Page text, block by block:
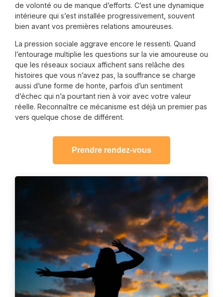
de volonté ou de manque d’efforts. C’est une dynamique
intérieure qui s’est installée progressivement, souvent
bien avant vos premières relations amoureuses.
La pression sociale aggrave encore le ressenti. Quand
l’entourage multiplie les questions sur la vie amoureuse ou
que les réseaux sociaux affichent sans relâche des
histoires que vous n’avez pas, la souffrance se charge
aussi d’une forme de honte, parfois d’un sentiment
d’échec qui n’a pourtant rien à voir avec votre valeur
réelle. Reconnaître ce mécanisme est déjà un premier pas
vers quelque chose de différent.
Prendre rendez-vous